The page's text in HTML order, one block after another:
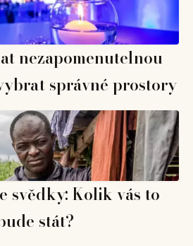
nezapomenutelnou
správné prostory
svědky: Kolik vás to
stát?